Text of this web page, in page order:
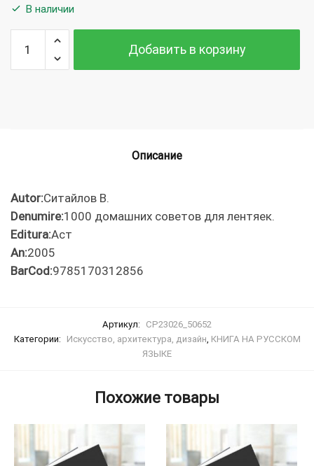
В наличии
Количество
Ситайлов В.
1000
Добавить в корзину
Описание
Autor:Ситайлов В.
Denumire:1000 домашних советов для лентяек.
Editura:Аст
An:2005
BarCod:9785170312856
Артикул:
CP23026_50652
Категории:
Искусство, архитектура, дизайн КНИГА НА РУССКОМ
ЯЗЫКЕ
Похожие товары